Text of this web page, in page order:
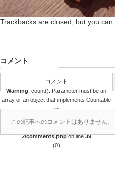
Trackbacks are closed, but you can
コメント
コメント
Warning: count(): Parameter must be an
array or an object that implements Countable
in
/home/r4688280/public_html/takedataro.c
om/wp-content/themes/amore_tcd028-
2/comments.phpon line39
(0)
この記事へのコメントはありません。